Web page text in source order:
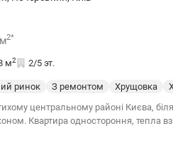
2*
м2 2/5 эт.
ринок З ремонтом Хрущовка
центральному районі Києва,
Квартира одностороння, тепла взимку,